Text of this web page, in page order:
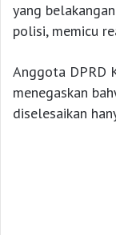
yang
polisi, memicu
Anggota DPRD
menegaskan
diselesaikan